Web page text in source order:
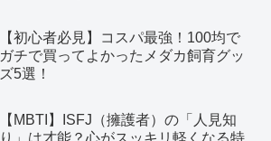
【初心者必見】コスパ最強！100均で
ガチで買ってよかったメダカ飼育グッ
ズ5選！
【MBTI】ISFJ（擁護者）の「人見知